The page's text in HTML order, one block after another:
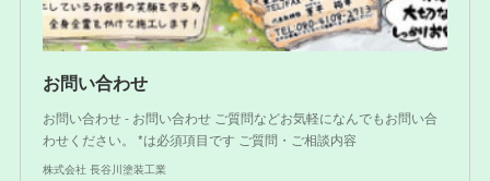
お問い合わせ
お問い合わせ - お問い合わせ ご質問などお気軽になんでもお問い合
わせください。 *は必須項目です ご質問・ご相談内容
株式会社 長谷川塗装工業